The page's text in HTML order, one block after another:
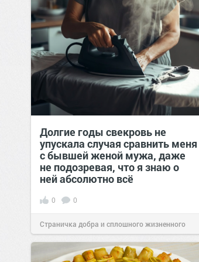
Долгие годы свекровь не
упускала случая сравнить меня
с бывшей женой мужа, даже
не подозревая, что я знаю о
ней абсолютно всё
0 0
Страничка добра и сплошного жизненного
позитива!00:29Сегодня